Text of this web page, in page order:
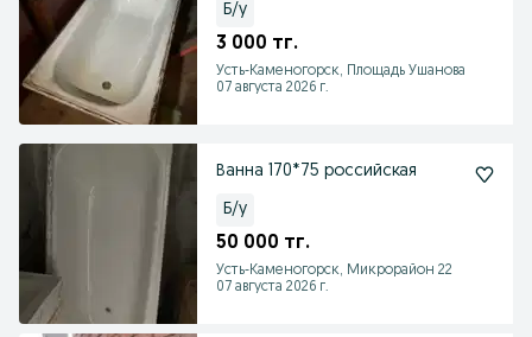
Б/у
3 000 тг.
Усть-Каменогорск, Площадь Ушанова
07 августа 2026 г.
Ванна 170*75 российская
Б/у
50 000 тг.
Усть-Каменогорск, Микрорайон 22
07 августа 2026 г.